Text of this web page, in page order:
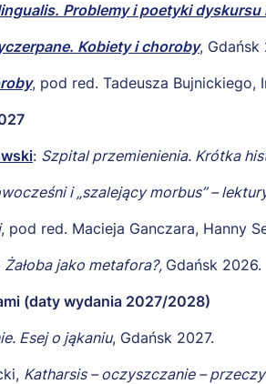
Problemy i poetyki
Kobiety i choroby, Gdańsk
, pod red. Tadeusza Bujnickiego,
: Szpital przemienienia. Krótka
i „szalejący morbus” –
, pod red. Macieja Ganczara, Hanny
Żałoba jako metafora?, Gdańsk 2026.
(daty wydania 2027/2028)
Esej o jąkaniu, Gdańsk 2027.
Katharsis – oczyszczanie –